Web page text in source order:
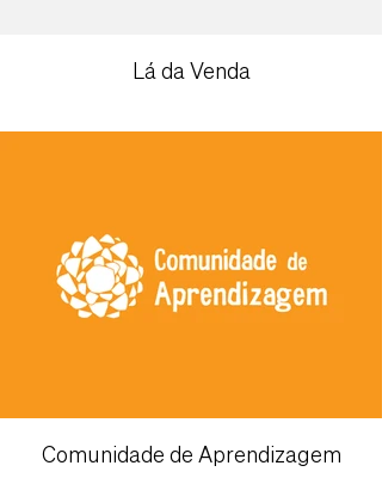
Lá da Venda
Comunidade de Aprendizagem